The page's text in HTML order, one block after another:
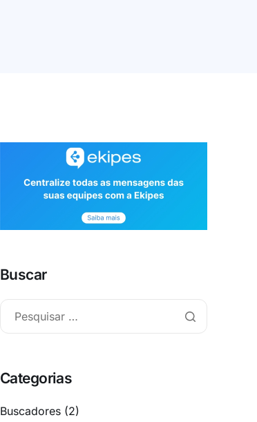
Buscar
Categorias
Buscadores (2)